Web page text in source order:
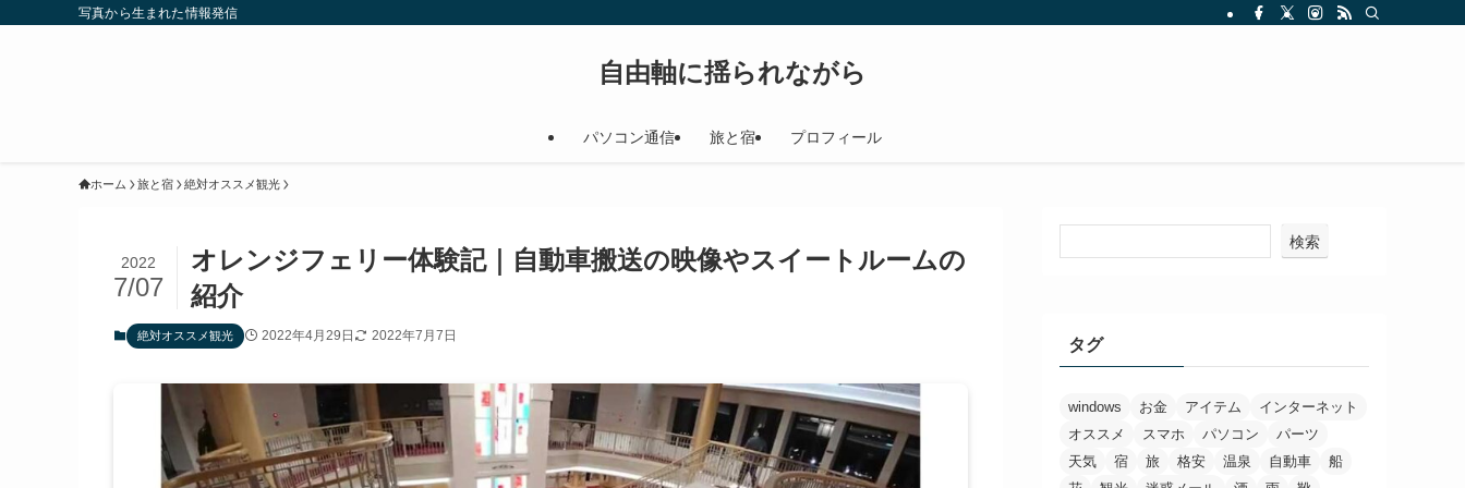
写真から生まれた情報発信
自由軸に揺られながら
パソコン通信 旅と宿 プロフィール
ホーム 旅と宿 絶対オススメ観光
オレンジフェリー体験記｜自動車搬送の映像やスイートルームの
紹介
2022
7/07
絶対オススメ観光 2022年4月29日 2022年7月7日
検索
タグ
windows お金 アイテム
インターネット
オススメ
スマホ パソコン
パーツ
天気
宿 旅 格安 温泉 自動車
船